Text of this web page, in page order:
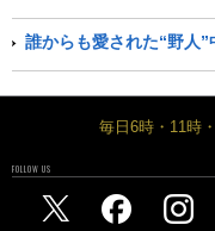
誰からも愛された“野人”
毎日6時・11時
FOLLOW US